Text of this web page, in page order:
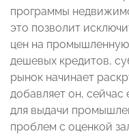
программы
это позволит
цен на промышленную
дешевых кредитов,
рынок начинает
добавляет он, сейчас
для выдачи
проблем с оценкой